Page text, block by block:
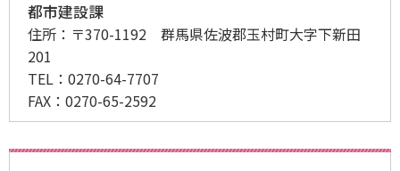
都市建設課
住所： 〒370-1192 群馬県佐波郡玉村町大字下新田
201
TEL： 0270-64-7707
FAX： 0270-65-2592